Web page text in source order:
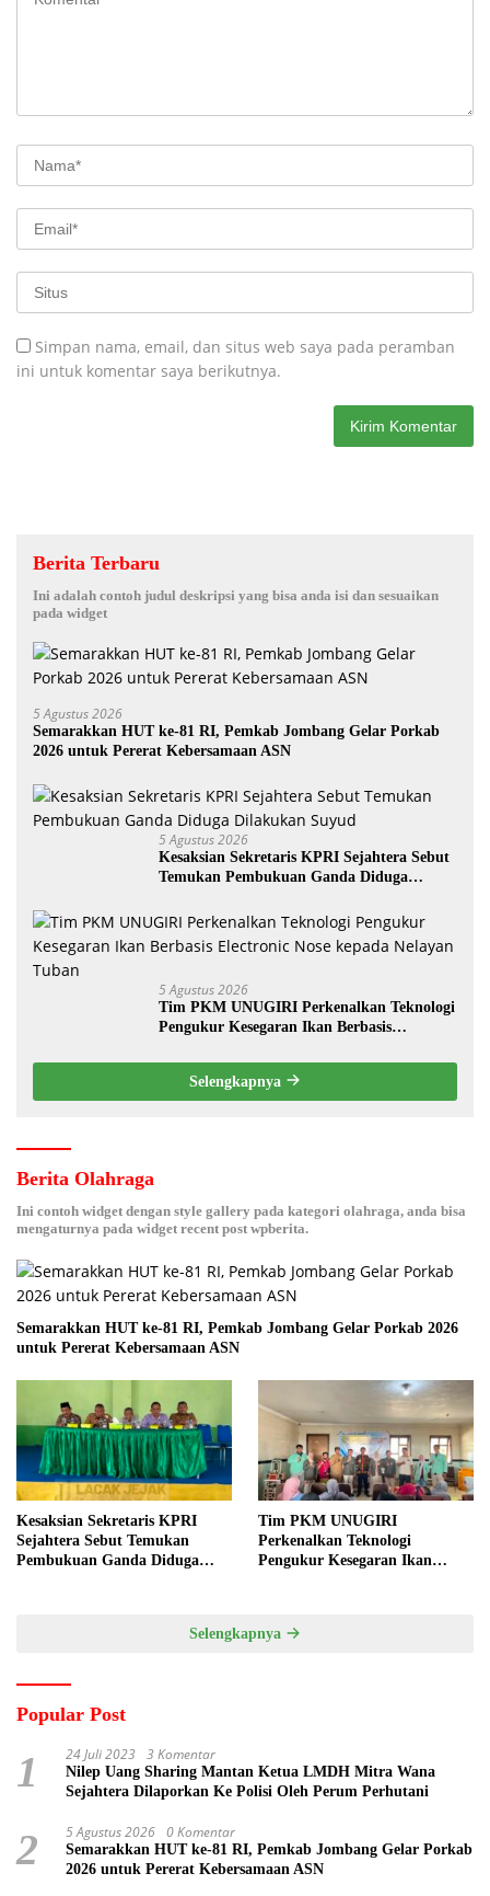
Simpan nama, email, dan situs web saya pada peramban
ini untuk komentar saya berikutnya.
Berita Terbaru
Ini adalah contoh judul deskripsi yang bisa anda isi dan sesuaikan
pada widget
5 Agustus 2026
Semarakkan HUT ke-81 RI, Pemkab Jombang Gelar Porkab
2026 untuk Pererat Kebersamaan ASN
5 Agustus 2026
Kesaksian Sekretaris KPRI Sejahtera Sebut
Temukan Pembukuan Ganda Diduga
5 Agustus 2026
Tim PKM UNUGIRI Perkenalkan Teknologi
Pengukur Kesegaran Ikan Berbasis
Selengkapnya
Berita Olahraga
Ini contoh widget dengan style gallery pada kategori olahraga, anda bisa
mengaturnya pada widget recent post wpberita.
Semarakkan HUT ke-81 RI, Pemkab Jombang Gelar Porkab 2026
untuk Pererat Kebersamaan ASN
Kesaksian Sekretaris KPRI
Sejahtera Sebut Temukan
Pembukuan Ganda Diduga
Tim PKM UNUGIRI
Perkenalkan Teknologi
Pengukur Kesegaran Ikan
Selengkapnya
Popular Post
1 24 Juli 2023 3 Komentar
Nilep Uang Sharing Mantan Ketua LMDH Mitra Wana
Sejahtera Dilaporkan Ke Polisi Oleh Perum Perhutani
2 5 Agustus 2026 0 Komentar
Semarakkan HUT ke-81 RI, Pemkab Jombang Gelar Porkab
2026 untuk Pererat Kebersamaan ASN